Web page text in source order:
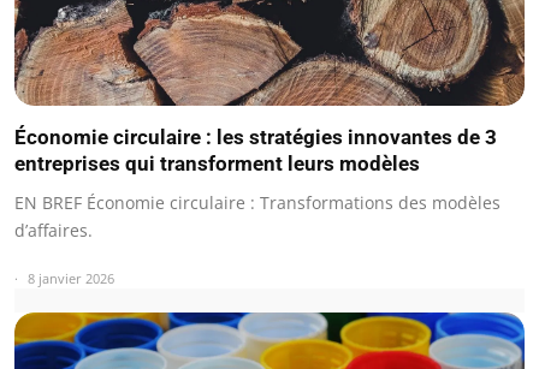
Économie circulaire : les stratégies innovantes de 3
entreprises qui transforment leurs modèles
EN BREF Économie circulaire : Transformations des modèles
d’affaires.
8 janvier 2026